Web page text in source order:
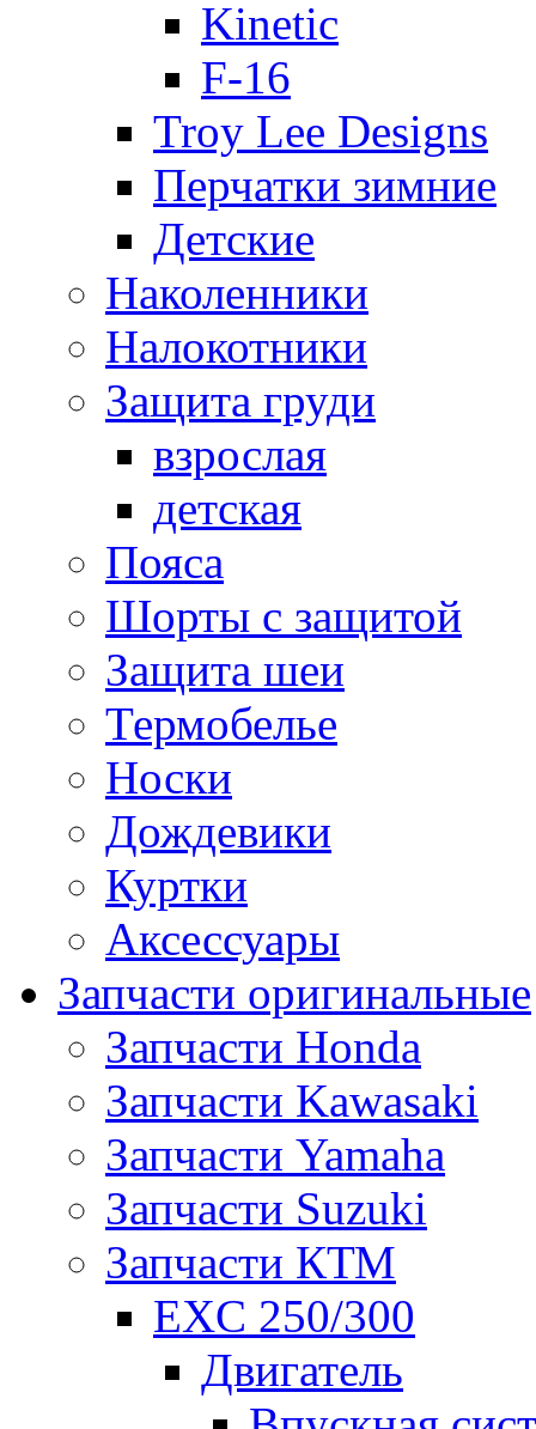
Kinetic
F-16
Troy Lee Designs
Перчатки зимние
Детские
Наколенники
Налокотники
Защита груди
взрослая
детская
Пояса
Шорты с защитой
Защита шеи
Термобелье
Носки
Дождевики
Куртки
Аксессуары
Запчасти оригинальные
Запчасти Honda
Запчасти Kawasaki
Запчасти Yamaha
Запчасти Suzuki
Запчасти КТМ
EXC 250/300
Двигатель